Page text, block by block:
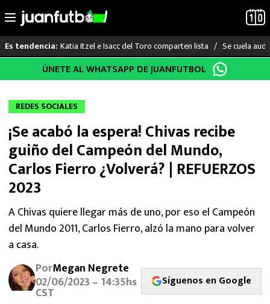
al
Es tendencia: Katia Itzel e Isacc del Toro comparten lista Se cuela
LO ÚLTIMO
LIGA MX
RAYADOS
PUMAS
ATLANTE
SELECCIÓN MEXICANA
FUTBOL INTERNACIONAL
MEXICANOS EN EL EXTRANJERO
ÚNETE AL WHATSAPP DE JUANFUTBOL
REDES SOCIALES
¡Se acabó la espera! Chivas recibe
guiño del Campeón del Mundo,
Carlos Fierro ¿Volverá? | REFUERZOS
2023
A Chivas quiere llegar más de uno, por eso el Campeón
del Mundo 2011, Carlos Fierro, alzó la mano para volver
a casa.
PorMegan Negrete
02/06/2023 – 14:35hs
CST
Síguenos en Google